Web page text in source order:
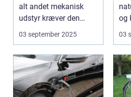
alt andet mekanisk
udstyr kræver den
omsorg for a...
03 september 2025
og
03